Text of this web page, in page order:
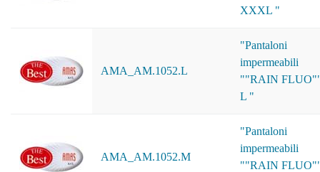
XXXL "
AMA_AM.1052.L
"Pantaloni
impermeabili
""RAIN
L "
AMA_AM.1052.M
"Pantaloni
impermeabili
""RAIN